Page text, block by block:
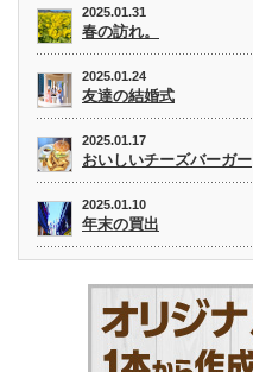
2025.01.31
春の訪れ。
2025.01.24
友達の結婚式
2025.01.17
おいしいチーズバーガー
2025.01.10
年末の買出